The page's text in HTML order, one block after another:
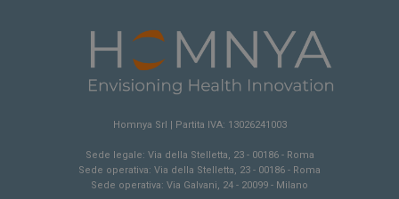
Homnya Srl | Partita IVA: 13026241003
Sede legale: Via della Stelletta, 23 - 00186 - Roma
Sede operativa: Via della Stelletta, 23 - 00186 - Roma
Sede operativa: Via Galvani, 24 - 20099 - Milano